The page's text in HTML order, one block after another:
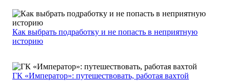
Как выбрать подработку и не попасть в неприятную
историю
ГК «Император»: путешествовать, работая вахтой